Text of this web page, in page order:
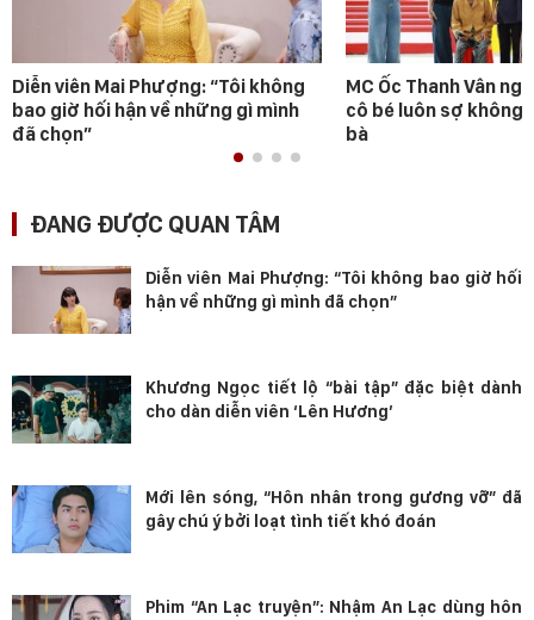
Diễn viên Mai Phượng: “Tôi không
bao giờ hối hận về những gì mình
đã chọn”
MC Ốc Thanh Vân
cô bé luôn sợ không
bà
ĐANG ĐƯỢC QUAN TÂM
Diễn viên Mai Phượng: “Tôi không bao giờ hối
hận về những gì mình đã chọn”
Khương Ngọc tiết lộ “bài tập” đặc biệt dành
cho dàn diễn viên ‘Lên Hương’
Mới lên sóng, “Hôn nhân trong gương vỡ” đã
gây chú ý bởi loạt tình tiết khó đoán
Phim “An Lạc truyện”: Nhậm An Lạc dùng hôn